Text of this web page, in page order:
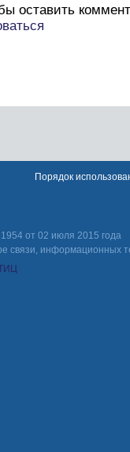
оставить
от 02 июля 2015 года
связи, информационных
Порядок